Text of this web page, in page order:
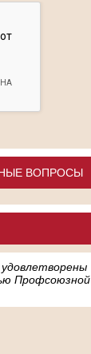
ВОПРОСЫ
Профсоюзной